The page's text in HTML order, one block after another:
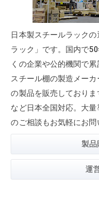
日本製スチールラック
ラック」です。国内で
くの企業や公的機関で累
スチール棚の製造メーカ
の製品を販売しており
など日本全国対応。大
のご相談もお気軽にお問
製品
運